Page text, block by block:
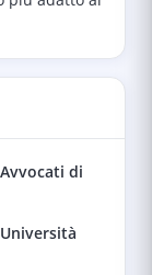
di